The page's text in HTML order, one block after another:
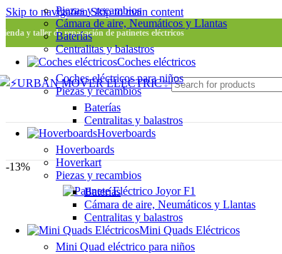
Skip to navigationSkip to main content
y taller de reparación de patinetes eléctricos
Piezas y recambios
Cámara de aire, Neumáticos y Llantas
Baterías
Centralitas y balastros
Coches eléctricos
Coches eléctricos para niños
Piezas y recambios
Baterías
Centralitas y balastros
Hoverboards
Hoverboards
Hoverkart
Piezas y recambios
Baterías
Cámara de aire, Neumáticos y Llantas
Centralitas y balastros
Mini Quads Eléctricos
Mini Quad eléctrico para niños
-13%